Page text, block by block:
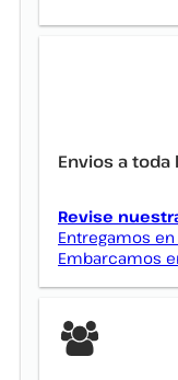
Envios a toda
Revise
Entregamos
Embarcamos